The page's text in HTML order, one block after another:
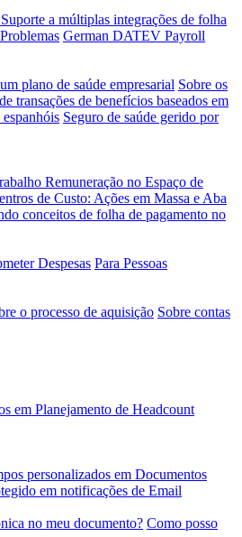
Suporte a múltiplas integrações de folha
German DATEV Payroll
plano de saúde empresarial Sobre os
transações de benefícios baseados em
Seguro de saúde gerido por
Remuneração no Espaço de
de Custo: Ações em Massa e Aba
conceitos de folha de pagamento no
Despesas Para Pessoas
o processo de aquisição Sobre contas
em Planejamento de Headcount
personalizados em Documentos
em notificações de Email
no meu documento? Como posso